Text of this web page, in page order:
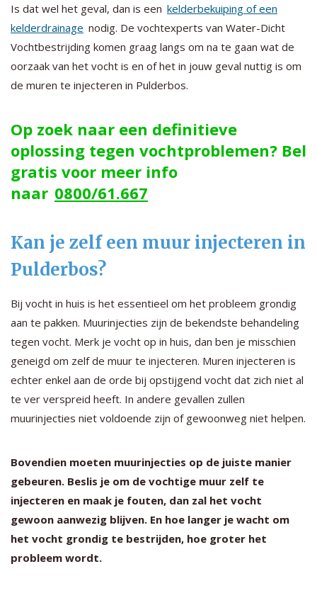
Is dat wel het geval, dan is een kelderbekuiping of een
kelderdrainage nodig. De vochtexperts van Water-Dicht
Vochtbestrijding komen graag langs om na te gaan wat de
oorzaak van het vocht is en of het in jouw geval nuttig is om
de muren te injecteren in Pulderbos.
Op zoek naar een definitieve
oplossing tegen vochtproblemen? Bel
gratis voor meer info
naar 0800/61.667
Kan je zelf een muur injecteren in
Pulderbos?
Bij vocht in huis is het essentieel om het probleem grondig
aan te pakken. Muurinjecties zijn de bekendste behandeling
tegen vocht. Merk je vocht op in huis, dan ben je misschien
geneigd om zelf de muur te injecteren. Muren injecteren is
echter enkel aan de orde bij opstijgend vocht dat zich niet al
te ver verspreid heeft. In andere gevallen zullen
muurinjecties niet voldoende zijn of gewoonweg niet helpen.
Bovendien moeten muurinjecties op de juiste manier
gebeuren. Beslis je om de vochtige muur zelf te
injecteren en maak je fouten, dan zal het vocht
gewoon aanwezig blijven. En hoe langer je wacht om
het vocht grondig te bestrijden, hoe groter het
probleem wordt.